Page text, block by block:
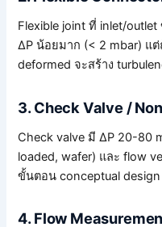
Flexible joint ที่ inlet/
ΔP น้อยมาก (< 2 mbar) แ
deformed จะสร้าง
3. Check Valve /
Check valve มี ΔP 20-80
loaded, wafer) และ flow
ขั้นตอน conceptual design
4. Flow